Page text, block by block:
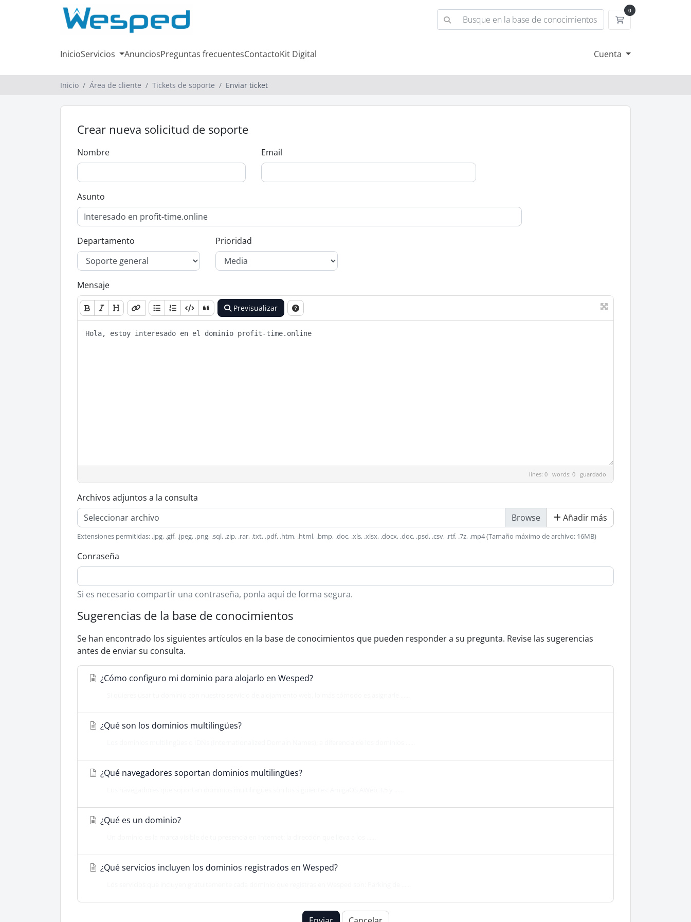
0
Carrito de compra
InicioServicios AnunciosPreguntas frecuentesContactoKit Digital Cuenta
Inicio Área de cliente Tickets de soporte Enviar ticket
Crear nueva solicitud de soporte
Nombre Email
Asunto
Departamento Prioridad
Mensaje
Previsualizar
lines: 0 words: 0 guardado
Archivos adjuntos a la consulta
Seleccionar archivo
Añadir más
Extensiones permitidas: .jpg, .gif, .jpeg, .png, .sql, .zip, .rar, .txt, .pdf, .htm, .html, .bmp, .doc, .xls, .xlsx, .docx, .doc, .psd, .csv, .rtf, .7z, .mp4 (Tamaño máximo de archivo: 16MB)
Conraseña
Si es necesario compartir una contraseña, ponla aquí de forma segura.
Sugerencias de la base de conocimientos
Se han encontrado los siguientes artículos en la base de conocimientos que pueden responder a su pregunta. Revise las sugerencias
antes de enviar su consulta.
¿Cómo configuro mi dominio para alojarlo en Wesped?
¿Qué son los dominios multilingües?
¿Qué navegadores soportan dominios multilingües?
¿Qué es un dominio?
¿Qué servicios incluyen los dominios registrados en Wesped?